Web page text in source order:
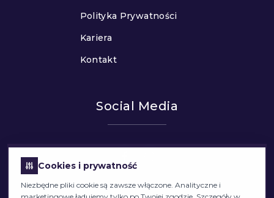
Polityka Prywatności
Kariera
Kontakt
Social Media
Cookies i prywatność
Niezbędne pliki cookie są zawsze włączone. Analityczne i